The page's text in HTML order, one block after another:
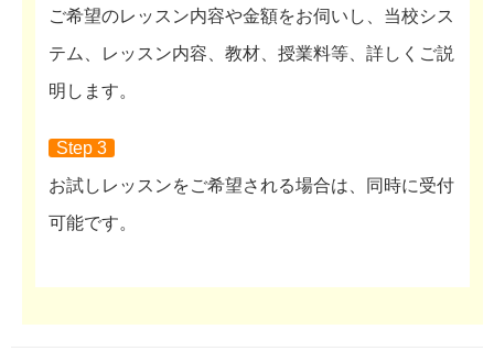
ご希望のレッスン内容や金額をお伺いし、当校シス
テム、レッスン内容、教材、授業料等、詳しくご説
明します。
Step 3
お試しレッスンをご希望される場合は、同時に受付
可能です。